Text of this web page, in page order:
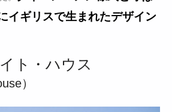
イギリスで生まれたデザイン
ト・ハウス
）